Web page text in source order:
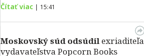
Čítať viac | 15:41
Moskovský súd odsúdil exriaditeľa
vydavateľstva Popcorn Books